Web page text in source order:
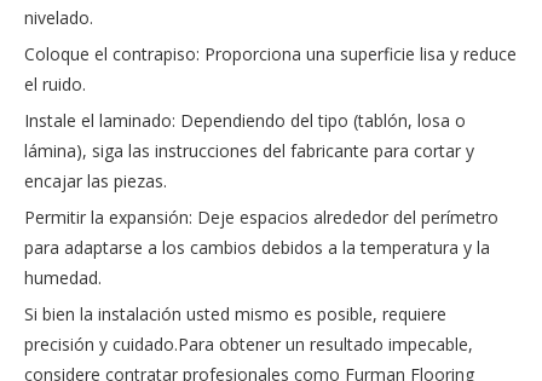
nivelado.
Coloque el contrapiso: Proporciona una superficie lisa y reduce
el ruido.
Instale el laminado: Dependiendo del tipo (tablón, losa o
lámina), siga las instrucciones del fabricante para cortar y
encajar las piezas.
Permitir la expansión: Deje espacios alrededor del perímetro
para adaptarse a los cambios debidos a la temperatura y la
humedad.
Si bien la instalación usted mismo es posible, requiere
precisión y cuidado.Para obtener un resultado impecable,
considere contratar profesionales como Furman Flooring